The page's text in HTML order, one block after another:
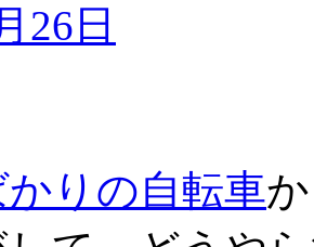
26日
りの自転車